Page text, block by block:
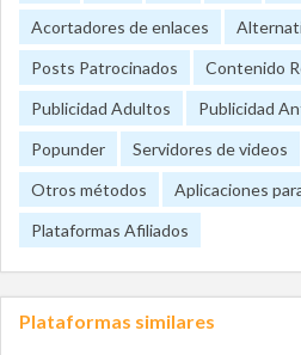
Acortadores de enlaces
Posts Patrocinados
Contenido
Publicidad Adultos
Publicidad
Popunder
Servidores de videos
Otros métodos
Aplicaciones
Plataformas Afiliados
Plataformas similares